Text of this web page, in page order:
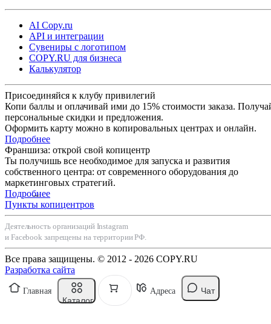
AI Copy.ru
API и интеграции
Сувениры с логотипом
COPY.RU для бизнеса
Калькулятор
Присоединяйся к клубу привилегий
Копи баллы и оплачивай ими до 15% стоимости заказа.
персональные скидки и предложения.
Оформить карту можно в копировальных центрах и онлайн.
Подробнее
Франшиза: открой свой копицентр
Ты получишь все необходимое для запуска и развития
собственного центра: от современного оборудования до
маркетинговых стратегий.
Подробнее
Пункты копицентров
Деятельность организаций Instagram
и Facebook запрещены на территории РФ.
Все права защищены. © 2012 - 2026 COPY.RU
Разработка сайта
Главная
Каталог
Адреса Чат